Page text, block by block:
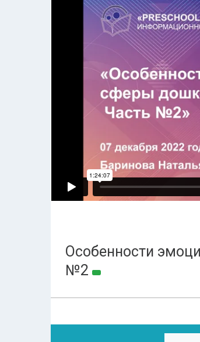
Особенности
№2